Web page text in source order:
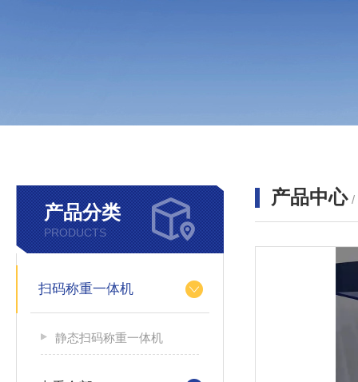
产品分类
PRODUCTS
扫码称重一体机
静态扫码称重一体机
产品中心 /